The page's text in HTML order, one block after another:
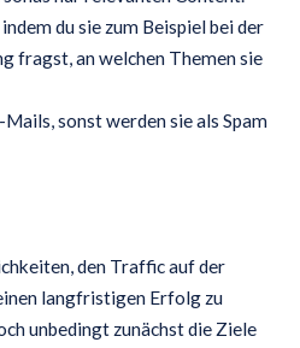
du sie zum Beispiel bei der
fragst, an welchen Themen sie
sonst werden sie als Spam
den Traffic auf der
langfristigen Erfolg zu
unbedingt zunächst die Ziele